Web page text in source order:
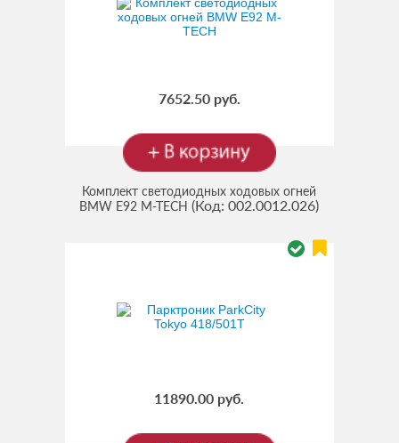
7652.50 руб.
Комплект светодиодных ходовых огней
BMW E92 M-TECH(Код:002.0012.026)
11890.00 руб.